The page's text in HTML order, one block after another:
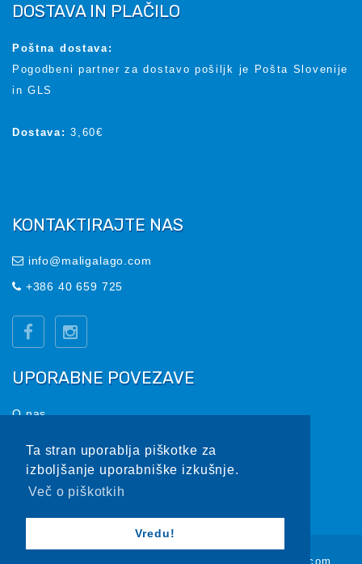
Ta stran uporablja piškotke za
izboljšanje uporabniške izkušnje.
Več o piškotkih
Vredu!
DOSTAVA IN PLAČILO
Poštna dostava:
Pogodbeni partner za dostavo pošiljk je Pošta Slovenije
in GLS
Dostava: 3,60€
KONTAKTIRAJTE NAS
info@maligalago.com
+386 40 659 725
UPORABNE POVEZAVE
O nas
Vprašajte nas
copyright © maligalago | spawned ♥ by vigred.com